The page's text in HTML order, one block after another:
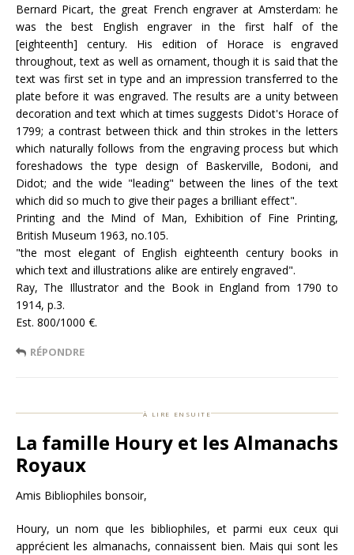
Bernard Picart, the great French engraver at Amsterdam: he
was the best English engraver in the first half of the
[eighteenth] century. His edition of Horace is engraved
throughout, text as well as ornament, though it is said that the
text was first set in type and an impression transferred to the
plate before it was engraved. The results are a unity between
decoration and text which at times suggests Didot's Horace of
1799; a contrast between thick and thin strokes in the letters
which naturally follows from the engraving process but which
foreshadows the type design of Baskerville, Bodoni, and
Didot; and the wide "leading" between the lines of the text
which did so much to give their pages a brilliant effect".
Printing and the Mind of Man, Exhibition of Fine Printing,
British Museum 1963, no.105.
"the most elegant of English eighteenth century books in
which text and illustrations alike are entirely engraved".
Ray, The Illustrator and the Book in England from 1790 to
1914, p.3.
Est. 800/1000 €.
RÉPONDRE
à lire ensuite
La famille Houry et les Almanachs
Royaux
Amis Bibliophiles bonsoir,
Houry, un nom que les bibliophiles, et parmi eux ceux qui
apprécient les almanachs, connaissent bien. Mais qui sont les